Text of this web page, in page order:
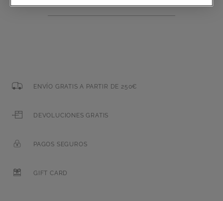
Correo electrónico
ENVÍO GRATIS A PARTIR DE 250€
DEVOLUCIONES GRATIS
PAGOS SEGUROS
GIFT CARD